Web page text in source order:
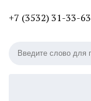
+7 (3532) 31-33-63